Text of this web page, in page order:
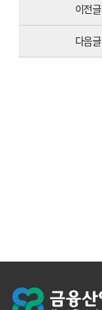
이전글
다음글